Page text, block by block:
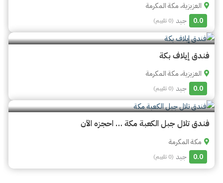
العزيزية، مكة المكرمة
0.0
جيد (0 تقييم)
فندق إيلاف بكة
العزيزية، مكة المكرمة
0.0
جيد (0 تقييم)
فندق تلال جبل الكعبة مكة … احجزه الآن
مكة المكرمة
0.0
جيد (0 تقييم)